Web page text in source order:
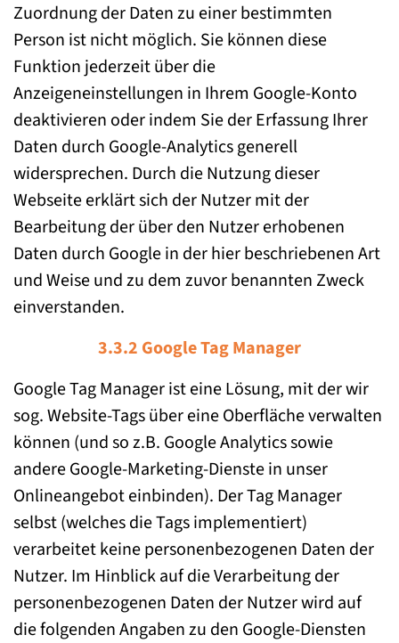
Zuordnung der Daten zu einer bestimmten
Person ist nicht möglich. Sie können diese
Funktion jederzeit über die
Anzeigeneinstellungen in Ihrem Google-Konto
deaktivieren oder indem Sie der Erfassung Ihrer
Daten durch Google-Analytics generell
widersprechen. Durch die Nutzung dieser
Webseite erklärt sich der Nutzer mit der
Bearbeitung der über den Nutzer erhobenen
Daten durch Google in der hier beschriebenen Art
und Weise und zu dem zuvor benannten Zweck
einverstanden.
3.3.2 Google Tag Manager
Google Tag Manager ist eine Lösung, mit der wir
sog. Website-Tags über eine Oberfläche verwalten
können (und so z.B. Google Analytics sowie
andere Google-Marketing-Dienste in unser
Onlineangebot einbinden). Der Tag Manager
selbst (welches die Tags implementiert)
verarbeitet keine personenbezogenen Daten der
Nutzer. Im Hinblick auf die Verarbeitung der
personenbezogenen Daten der Nutzer wird auf
die folgenden Angaben zu den Google-Diensten